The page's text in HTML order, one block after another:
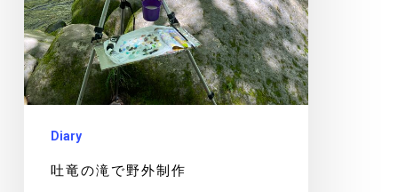
Diary
吐竜の滝で野外制作